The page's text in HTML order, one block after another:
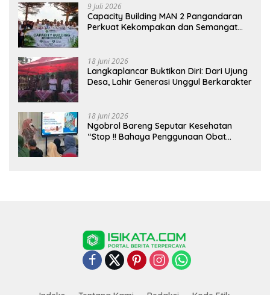
9 Juli 2026
Capacity Building MAN 2 Pangandaran
Perkuat Kekompakan dan Semangat
18 Juni 2026
Langkaplancar Buktikan Diri: Dari Ujung
Desa, Lahir Generasi Unggul Berkarakter
18 Juni 2026
Ngobrol Bareng Seputar Kesehatan
“Stop !! Bahaya Penggunaan Obat